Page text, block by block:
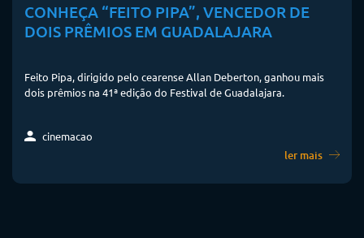
CONHEÇA “FEITO PIPA”, VENCEDOR DE
DOIS PRÊMIOS EM GUADALAJARA
Feito Pipa, dirigido pelo cearense Allan Deberton, ganhou mais
dois prêmios na 41ª edição do Festival de Guadalajara.
cinemacao
ler mais